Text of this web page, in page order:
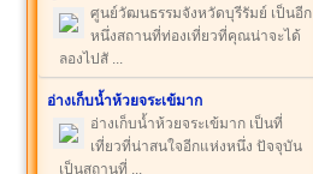
ศูนย์วัฒนธรรมจังหวัดบุรีรัมย์ เป็นอีก
หนึ่งสถานที่ท่องเที่ยวที่คุณน่าจะได้
ลองไปสั ...
อ่างเก็บน้ำห้วยจระเข้มาก
อ่างเก็บน้ำห้วยจระเข้มาก เป็นที่
เที่ยวที่น่าสนใจอีกแห่งหนึ่ง ปัจจุบัน
เป็นสถานที่ ...